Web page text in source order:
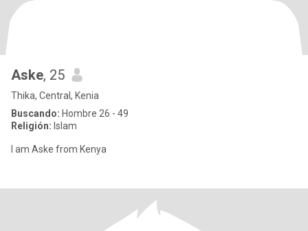
Aske, 25
Thika, Central, Kenia
Buscando: Hombre 26 - 49
Religión: Islam
I am Aske from Kenya